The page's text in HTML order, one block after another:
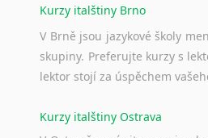
Kurzy italštiny Brno
V Brně jsou jazykové školy
skupiny. Preferujte kurzy s
lektor stojí za úspěchem
Kurzy italštiny Ostrava